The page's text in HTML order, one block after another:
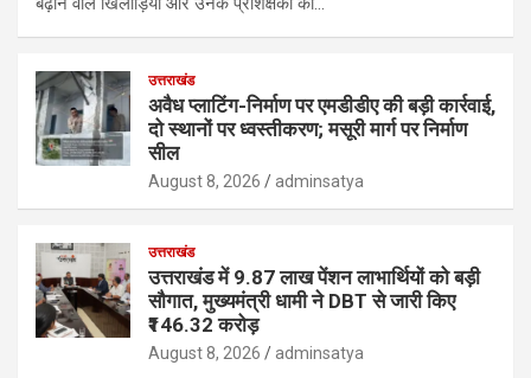
उत्तराखंड
अवैध प्लाटिंग-निर्माण पर एमडीडीए की बड़ी कार्रवाई,
दो स्थानों पर ध्वस्तीकरण; मसूरी मार्ग पर निर्माण
सील
August 8, 2026 adminsatya
उत्तराखंड
उत्तराखंड में 9.87 लाख पेंशन लाभार्थियों को बड़ी
सौगात, मुख्यमंत्री धामी ने DBT से जारी किए
₹146.32 करोड़
August 8, 2026 adminsatya